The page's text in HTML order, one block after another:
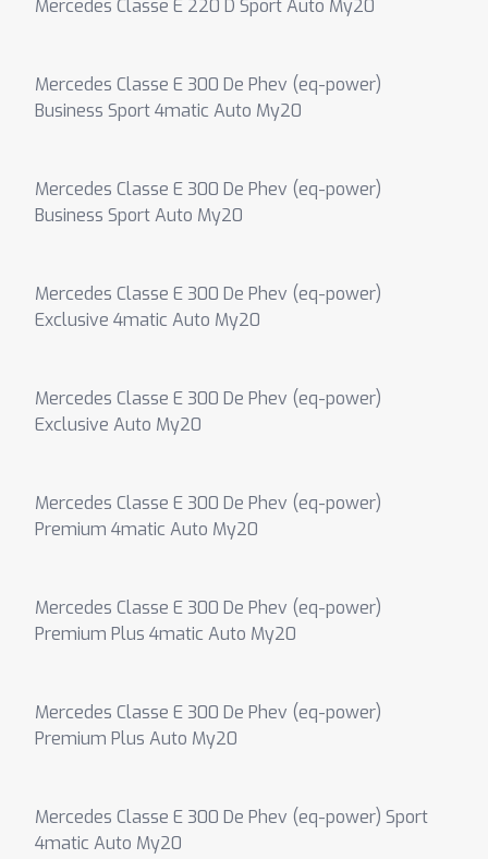
Mercedes Classe E 220 D Sport Auto My20
Mercedes Classe E 300 De Phev (eq-power)
Business Sport 4matic Auto My20
Mercedes Classe E 300 De Phev (eq-power)
Business Sport Auto My20
Mercedes Classe E 300 De Phev (eq-power)
Exclusive 4matic Auto My20
Mercedes Classe E 300 De Phev (eq-power)
Exclusive Auto My20
Mercedes Classe E 300 De Phev (eq-power)
Premium 4matic Auto My20
Mercedes Classe E 300 De Phev (eq-power)
Premium Plus 4matic Auto My20
Mercedes Classe E 300 De Phev (eq-power)
Premium Plus Auto My20
Mercedes Classe E 300 De Phev (eq-power) Sport
4matic Auto My20